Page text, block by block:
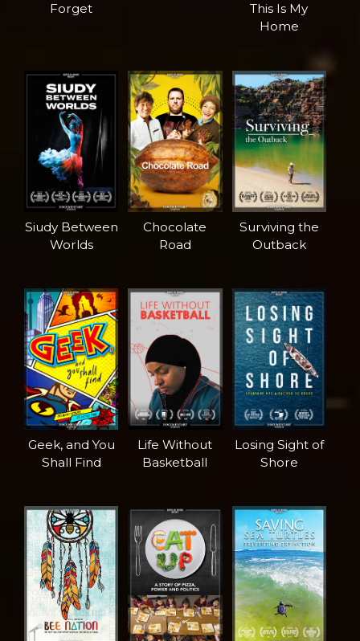
Forget
This Is My
Home
Siudy Between
Worlds
Chocolate
Road
Surviving the
Outback
Geek, and You
Shall Find
Life Without
Basketball
Losing Sight of
Shore